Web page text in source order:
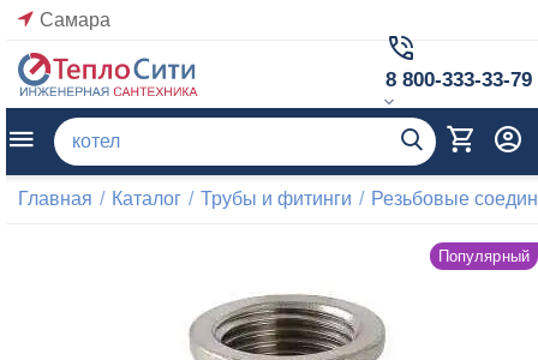
Самара
8 800-333-33-79
Главная / Каталог / Трубы и фитинги / Резьбовые
Популярный